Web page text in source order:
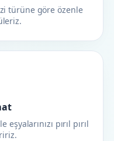
türüne göre özenle
pırıl pırıl